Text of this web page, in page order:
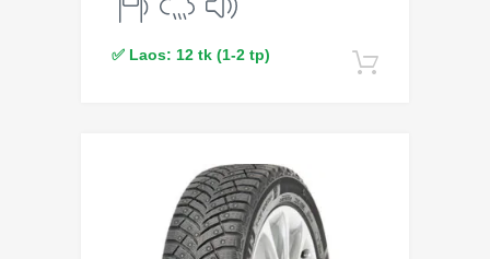
✅ Laos: 12 tk (1-2 tp)